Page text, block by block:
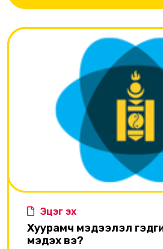
Эцэг эх
Хуурамч мэдээлэл
мэдэх вэ?